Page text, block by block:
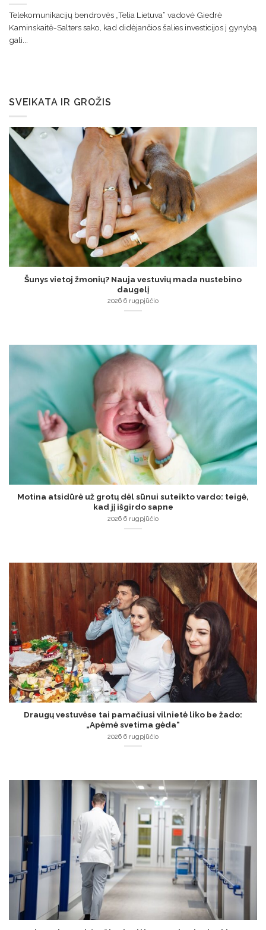
Telekomunikacijų bendrovės „Telia Lietuva“ vadovė Giedrė
Kaminskaitė-Salters sako, kad didėjančios šalies investicijos į gynybą
gali...
SVEIKATA IR GROŽIS
Šunys vietoj žmonių? Nauja vestuvių mada nustebino
daugelį
2026 6 rugpjūčio
Motina atsidūrė už grotų dėl sūnui suteikto vardo: teigė,
kad jį išgirdo sapne
2026 6 rugpjūčio
Draugų vestuvėse tai pamačiusi vilnietė liko be žado:
„Apėmė svetima gėda“
2026 6 rugpjūčio